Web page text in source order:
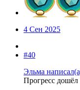
4 Сен 2025
#40
Эльма
Прогресс